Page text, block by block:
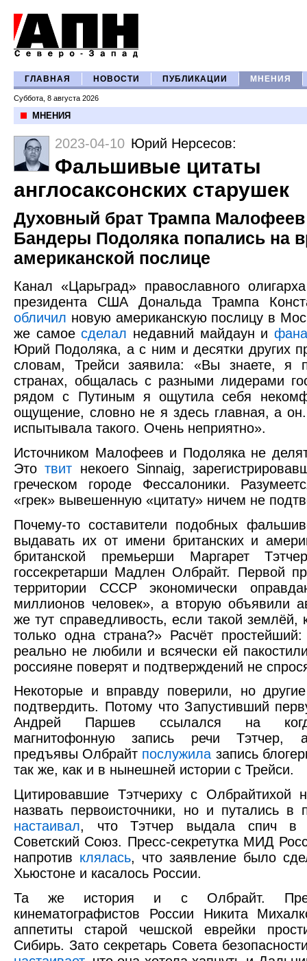
ГЛАВНАЯ НОВОСТИ ПУБЛИКАЦИИ МНЕНИЯ
Суббота, 8 августа 2026
МНЕНИЯ
2023-04-10 Юрий Нерсесов:
Фальшивые цитаты
англосаксонских старушек
Духовный брат Трампа Малофеев
Бандеры Подоляка попались на
американской послице
Канал «Царьград» православного
президента США Дональда Трампа
обличил новую американскую послицу в
же самоесделал недавний майдаун и
Юрий Подоляка, а с ним и десятки других
словам, Трейси заявила: «Вы знаете, я
странах, общалась с разными лидерами
рядом с Путиным я ощутила себя
ощущение, словно не я здесь главная, а
испытывала такого. Очень неприятно».
Источником Малофеев и Подоляка не
Этотвит некоего Sinnaig,
греческом городе Фессалоники.
«грек» вывешенную «цитату» ничем не
Почему-то составители подобных
выдавать их от имени британских и
британской премьерши Маргарет
госсекретарши Мадлен Олбрайт. Первой
территории СССР экономически
миллионов человек», а вторую объявили
же тут справедливость, если такой землёй,
только одна страна?» Расчёт
реально не любили и всячески ей
россияне поверят и подтверждений не
Некоторые и вправду поверили, но
подтвердить. Потому что Запустивший
Андрей Паршев ссылался на
магнитофонную запись речи Тэтчер, а
предъявы Олбрайт послужила запись
так же, как и в нынешней истории с Трейси.
Цитировавшие Тэтчериху с Олбрайтихой
назвать первоисточники, но и путались в
настаивал, что Тэтчер выдала спич в
Советский Союз. Пресс-секретутка МИД
напротив клялась, что заявление было
Хьюстоне и касалось России.
Та же история и с Олбрайт.
кинематографистов России Никита
аппетиты старой чешской еврейки
Сибирь. Зато секретарь Совета